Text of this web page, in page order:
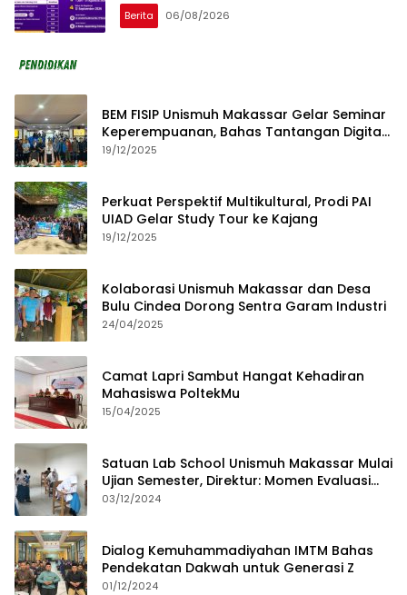
Berita 06/08/2026
BEM FISIP Unismuh Makassar Gelar Seminar
Keperempuanan, Bahas Tantangan Digital
dan Budaya Lokal
19/12/2025
Perkuat Perspektif Multikultural, Prodi PAI
UIAD Gelar Study Tour ke Kajang
19/12/2025
Kolaborasi Unismuh Makassar dan Desa
Bulu Cindea Dorong Sentra Garam Industri
24/04/2025
Camat Lapri Sambut Hangat Kehadiran
Mahasiswa PoltekMu
15/04/2025
Satuan Lab School Unismuh Makassar Mulai
Ujian Semester, Direktur: Momen Evaluasi
Proses Pembelajaran
03/12/2024
Dialog Kemuhammadiyahan IMTM Bahas
Pendekatan Dakwah untuk Generasi Z
01/12/2024